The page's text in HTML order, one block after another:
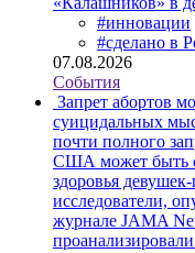
#инновации
#сделано в
07.08.2026
События
Запрет абортов
суицидальных
почти полного
США может быть
здоровья
исследователи,
журнале JAMA